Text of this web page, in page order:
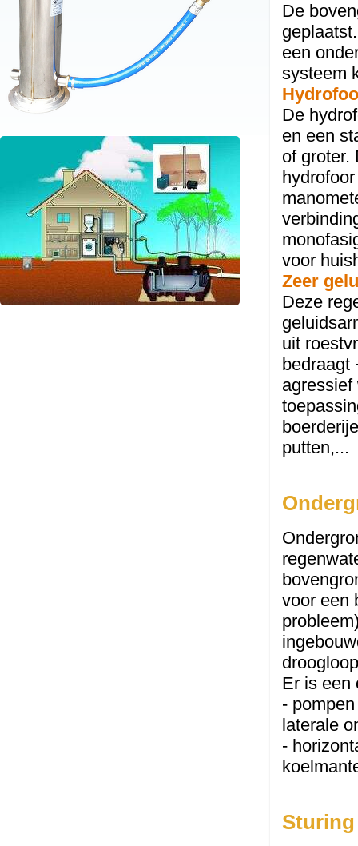
De
een
systeem
De
en een
of groter.
voor
Zeer
Deze
uit
bedraagt
putten,...
voor een
Er is een
-
laterale
-